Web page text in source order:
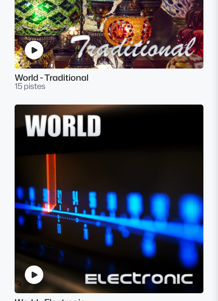
World - Traditional
15 pistes